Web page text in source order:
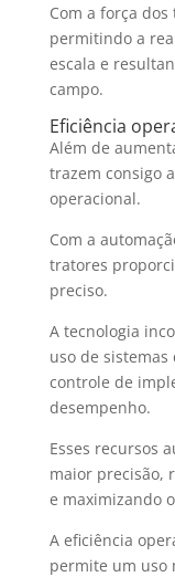
Com a força
permitindo a
escala e
campo.
Eficiência
Além de
trazem consigo
operacional.
Com a
tratores
preciso.
A tecnologia
uso de sistemas
controle de
desempenho.
Esses recursos
maior precisão,
e maximizando
A eficiência
permite um uso